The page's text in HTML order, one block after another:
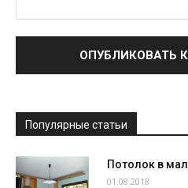
Популярные статьи
Потолок в
01.08.2018